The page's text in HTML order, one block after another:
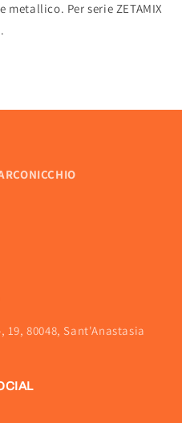
Per serie ZETAMIX
19, 80048, Sant'Anastasia